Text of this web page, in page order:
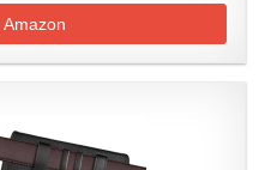
Amazon